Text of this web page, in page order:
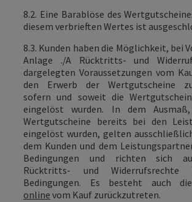
8.2. Eine Barablöse des
diesem verbrieften Wertes ist
8.3. Kunden haben die Möglichkeit, bei
Anlage ./A Rücktritts- und
dargelegten Voraussetzungen vom
den Erwerb der Wertgutscheine
sofern und soweit die
eingelöst wurden. In dem
Wertgutscheine bereits bei den
eingelöst wurden, gelten
dem Kunden und dem
Bedingungen und richten sich
Rücktritts- und Widerrufsrechte
Bedingungen. Es besteht auch
online vom Kauf zurückzutreten.